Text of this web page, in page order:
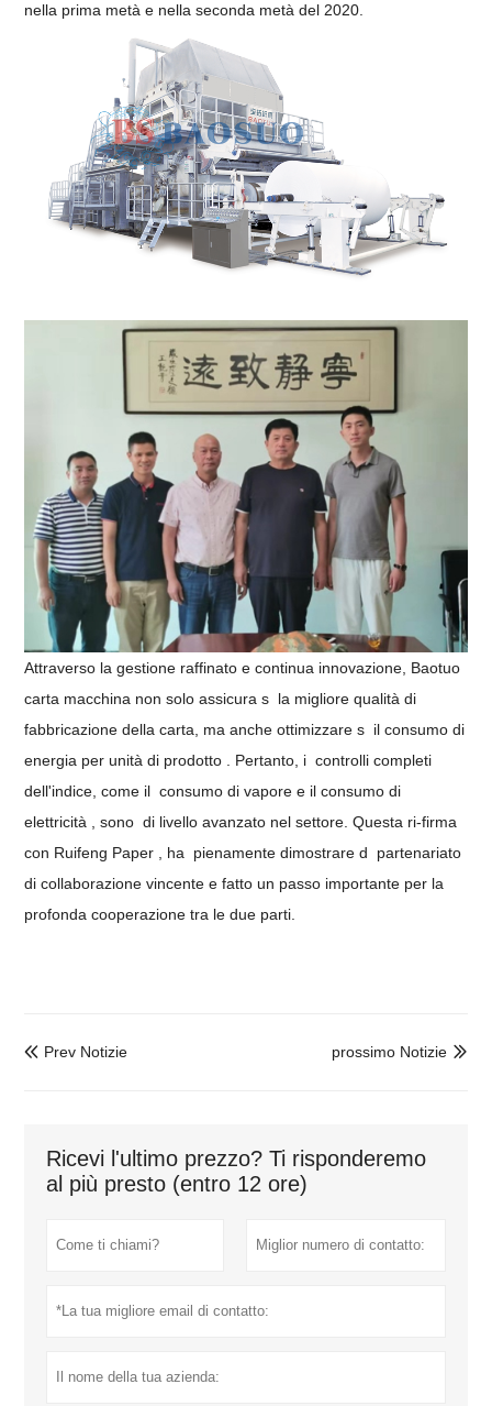
nella prima metà e nella seconda metà del 2020.
Attraverso la gestione raffinato e continua innovazione, Baotuo
carta macchina non solo assicuras la migliore qualità di
fabbricazione della carta, ma anche ottimizzares il consumo di
energia per unità di prodotto
Pertanto, i controllicompleti
dell'indice, come ilconsumo di vapore e il consumo di
elettricità
, sonodi livello avanzato nel settore.Questa ri-firma
con Ruifeng Paper
, ha pienamente dimostrared
partenariato
di collaborazione vincente efatto un passo importante per la
profonda cooperazione tra le due parti.
 Prev Notizie 
prossimo Notizie
Ricevi l'ultimo prezzo? Ti risponderemo
al più presto (entro 12 ore)